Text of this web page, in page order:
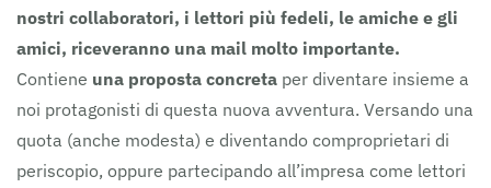
nostri collaboratori, i lettori più fedeli, le amiche e gli
amici, riceveranno una mail molto importante.
Contiene una proposta concreta per diventare insieme a
noi protagonisti di questa nuova avventura. Versando una
quota (anche modesta) e diventando comproprietari di
periscopio, oppure partecipando all’impresa come lettori